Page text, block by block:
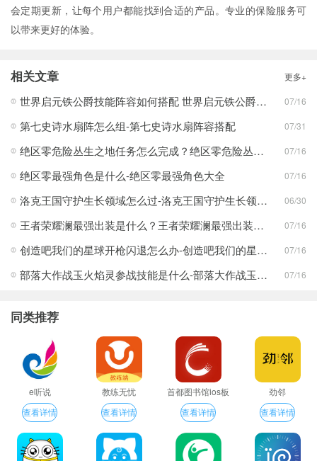
会定期更新，让每个用户都能找到合适的产品。专业的保险服务可
以带来更好的体验。
相关文章 更多+
世界启元铁公爵技能阵容如何搭配 世界启元铁公爵技能阵容搭配合集 07/16
第七史诗水扇阵怎么组-第七史诗水扇阵容搭配 07/31
绝区零危险丛生之地任务怎么完成？绝区零危险丛生之地任务完成攻略 07/16
绝区零最强角色是什么-绝区零最强角色大全 07/16
洛克王国守护生长领域怎么过-洛克王国守护生长领域通关攻略 06/30
王者荣耀澜最强出装是什么？王者荣耀澜最强出装分享 07/16
创造吧我们的星球开枪闪退怎么办-创造吧我们的星球开枪闪退合集 07/16
部落大作战玉火焰灵参战技能是什么-部落大作战玉火焰灵参战技能合集 07/16
同类推荐
e听说
查看详情
教练无忧
查看详情
首都图书馆ios板
查看详情
劲邻
查看详情